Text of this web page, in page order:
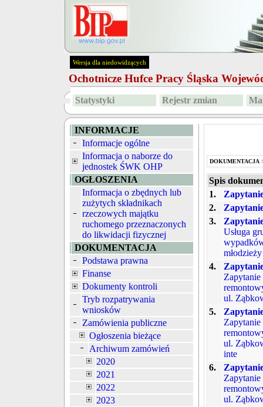
Wersja dla niedowidzących
Ochotnicze Hufce Pracy Śląska
Statystyki Rejestr zmian
INFORMACJE
Informacje ogólne
Informacja o naborze do
jednostek ŚWK OHP
OGŁOSZENIA
Informacja o zbędnych lub
zużytych składnikach
rzeczowych majątku
ruchomego przeznaczonych
do likwidacji fizycznej
DOKUMENTACJA
Podstawa prawna
Finanse
Dokumenty kontroli
Tryb rozpatrywania
wniosków
Zamówienia publiczne
Ogłoszenia bieżące
Archiwum zamówień
2020
2021
2022
2023
DOKUMENTACJA
Spis
1.
2.
3.
Usługa
4.
ul.
5.
ul.
inte
6.
ul.